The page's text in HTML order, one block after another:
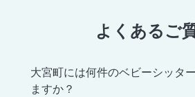
よくあるご
大宮町には何件のベビーシッタ
ますか？